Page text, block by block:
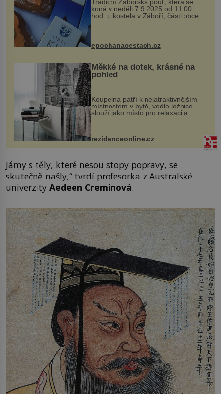
Tradiční Zábořská pouť, která se
koná v neděli 7.9.2025 od 11:00
hod. u kostela v Záboří, části obce
Kly u Mělníka. V programu naleznete
komentovanou prohlídku kostela,
epochanacestach.cz
Měkké na dotek, krásné na
pohled
Koupelna patří k nejatraktivnějším
místnostem v bytě, vedle ložnice
slouží jako místo pro relaxaci a
odpočinek. Koupelnový textil –
ručníky, osušky a koberečky –
mohou jako mávnutím kouzelného
proutku...
rezidenceonline.cz
Jámy s těly, které nesou stopy popravy, se
skutečně našly,“ tvrdí profesorka z Australské
univerzity Aedeen Creminová.